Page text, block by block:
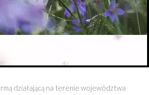
działającą na terenie województwa